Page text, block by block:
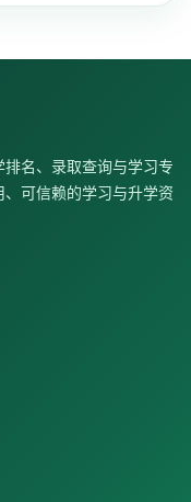
名、录取查询与学习专
可信赖的学习与升学资